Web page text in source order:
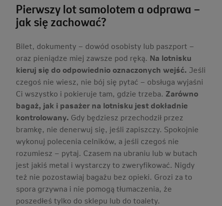
Pierwszy lot samolotem a odprawa –
jak się zachować?
Bilet, dokumenty – dowód osobisty lub paszport –
oraz pieniądze miej zawsze pod ręką. Na lotnisku
kieruj się do odpowiednio oznaczonych wejść. Jeśli
czegoś nie wiesz, nie bój się pytać – obsługa wyjaśni
Ci wszystko i pokieruje tam, gdzie trzeba. Zarówno
bagaż, jak i pasażer na lotnisku jest dokładnie
kontrolowany. Gdy będziesz przechodził przez
bramkę, nie denerwuj się, jeśli zapiszczy. Spokojnie
wykonuj polecenia celników, a jeśli czegoś nie
rozumiesz – pytaj. Czasem na ubraniu lub w butach
jest jakiś metal i wystarczy to zweryfikować. Nigdy
też nie pozostawiaj bagażu bez opieki. Grozi za to
spora grzywna i nie pomogą tłumaczenia, że
poszedłeś tylko do sklepu lub do toalety.